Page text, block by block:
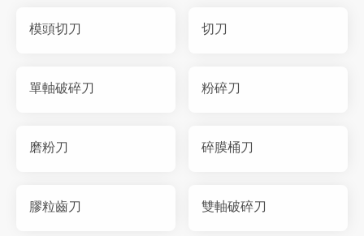
模頭切刀 切刀
單軸破碎刀 粉碎刀
磨粉刀 碎膜桶刀
膠粒齒刀 雙軸破碎刀